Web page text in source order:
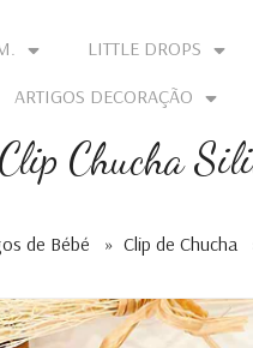
LITTLE DROPS
ARTIGOS DECORAÇÃO
Clip Chucha
de Bébé » Clip de Chucha